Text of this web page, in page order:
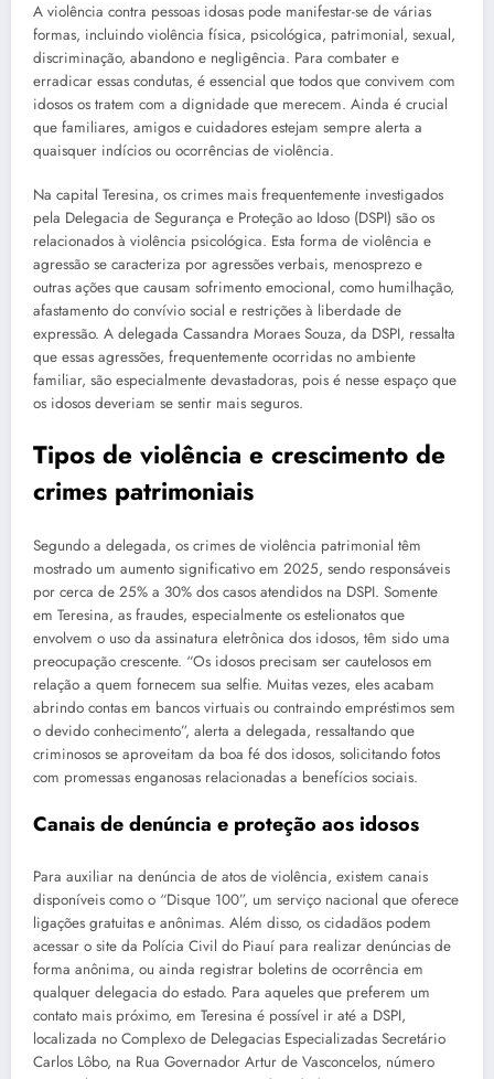
A violência contra pessoas idosas pode manifestar-se de várias
formas, incluindo violência física, psicológica, patrimonial, sexual,
discriminação, abandono e negligência. Para combater e
erradicar essas condutas, é essencial que todos que convivem com
idosos os tratem com a dignidade que merecem. Ainda é crucial
que familiares, amigos e cuidadores estejam sempre alerta a
quaisquer indícios ou ocorrências de violência.
Na capital Teresina, os crimes mais frequentemente investigados
pela Delegacia de Segurança e Proteção ao Idoso (DSPI) são os
relacionados à violência psicológica. Esta forma de violência e
agressão se caracteriza por agressões verbais, menosprezo e
outras ações que causam sofrimento emocional, como humilhação,
afastamento do convívio social e restrições à liberdade de
expressão. A delegada Cassandra Moraes Souza, da DSPI, ressalta
que essas agressões, frequentemente ocorridas no ambiente
familiar, são especialmente devastadoras, pois é nesse espaço que
os idosos deveriam se sentir mais seguros.
Tipos de violência e crescimento de
crimes patrimoniais
Segundo a delegada, os crimes de violência patrimonial têm
mostrado um aumento significativo em 2025, sendo responsáveis
por cerca de 25% a 30% dos casos atendidos na DSPI. Somente
em Teresina, as fraudes, especialmente os estelionatos que
envolvem o uso da assinatura eletrônica dos idosos, têm sido uma
preocupação crescente. “Os idosos precisam ser cautelosos em
relação a quem fornecem sua selfie. Muitas vezes, eles acabam
abrindo contas em bancos virtuais ou contraindo empréstimos sem
o devido conhecimento”, alerta a delegada, ressaltando que
criminosos se aproveitam da boa fé dos idosos, solicitando fotos
com promessas enganosas relacionadas a benefícios sociais.
Canais de denúncia e proteção aos idosos
Para auxiliar na denúncia de atos de violência, existem canais
disponíveis como o “Disque 100”, um serviço nacional que oferece
ligações gratuitas e anônimas. Além disso, os cidadãos podem
acessar o site da Polícia Civil do Piauí para realizar denúncias de
forma anônima, ou ainda registrar boletins de ocorrência em
qualquer delegacia do estado. Para aqueles que preferem um
contato mais próximo, em Teresina é possível ir até a DSPI,
localizada no Complexo de Delegacias Especializadas Secretário
Carlos Lôbo, na Rua Governador Artur de Vasconcelos, número